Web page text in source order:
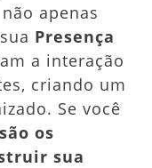
apenas
Presença
a interação
criando um
Se você
os
sua